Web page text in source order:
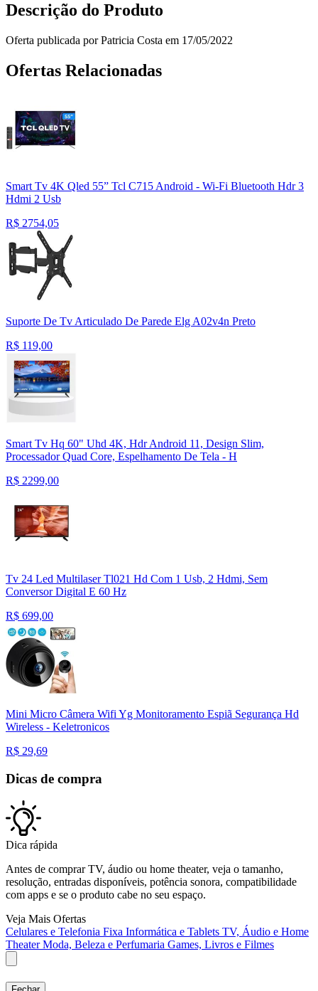
Descrição do Produto
Oferta publicada por Patricia Costa em 17/05/2022
Ofertas Relacionadas
Smart Tv 4K Qled 55” Tcl C715 Android - Wi-Fi Bluetooth Hdr 3
Hdmi 2 Usb
R$ 2754,05
Suporte De Tv Articulado De Parede Elg A02v4n Preto
R$ 119,00
Smart Tv Hq 60" Uhd 4K, Hdr Android 11, Design Slim,
Processador Quad Core, Espelhamento De Tela - H
R$ 2299,00
Tv 24 Led Multilaser Tl021 Hd Com 1 Usb, 2 Hdmi, Sem
Conversor Digital E 60 Hz
R$ 699,00
Mini Micro Câmera Wifi Yg Monitoramento Espiã Segurança Hd
Wireless - Keletronicos
R$ 29,69
Dicas de compra
Dica rápida
Antes de comprar TV, áudio ou home theater, veja o tamanho,
resolução, entradas disponíveis, potência sonora, compatibilidade
com apps e se o produto cabe no seu espaço.
Veja Mais Ofertas
Celulares e Telefonia Fixa Informática e Tablets TV, Áudio e Home
TheaterModa, Beleza e Perfumaria Games, Livros e Filmes